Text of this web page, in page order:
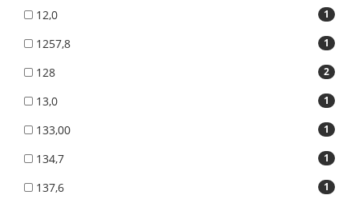
1
12,0
1
1257,8
2
128
1
13,0
1
133,00
1
134,7
1
137,6